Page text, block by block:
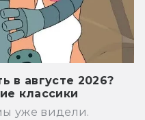
в августе 2026?
классики
уже видели.